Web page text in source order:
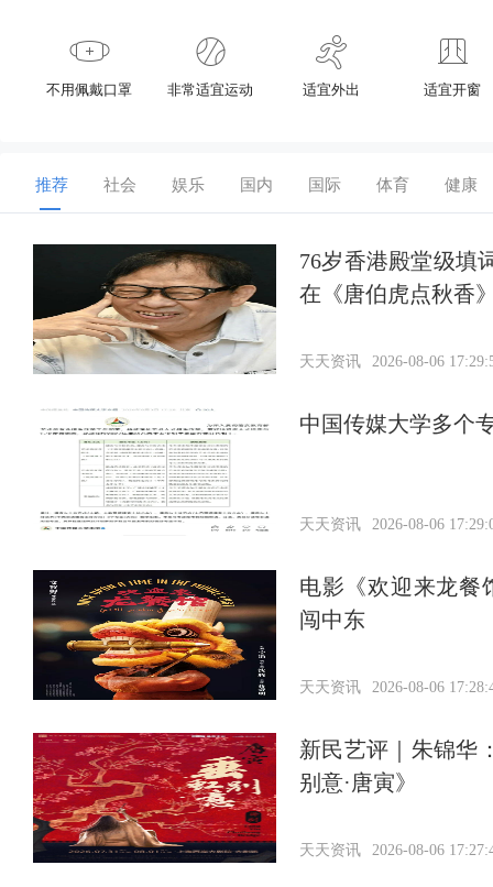
不用佩戴口罩 非常适宜运动 适宜外出 适宜开窗
推荐 社会 娱乐 国内 国际 体育 健康
76岁香港殿堂级填
在《唐伯虎点秋香
天天资讯 2026-08-06
中国传媒大学多个
天天资讯 2026-08-06
电影《欢迎来龙餐
闯中东
天天资讯 2026-08-06
新民艺评｜朱锦
别意·唐寅》
天天资讯 2026-08-06